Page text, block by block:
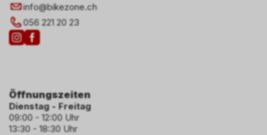
info@bikezone.ch
056 221 20 23
Öffnungszeiten
Dienstag - Freitag
09:00 - 12:00 Uhr
13:30 - 18:30 Uhr